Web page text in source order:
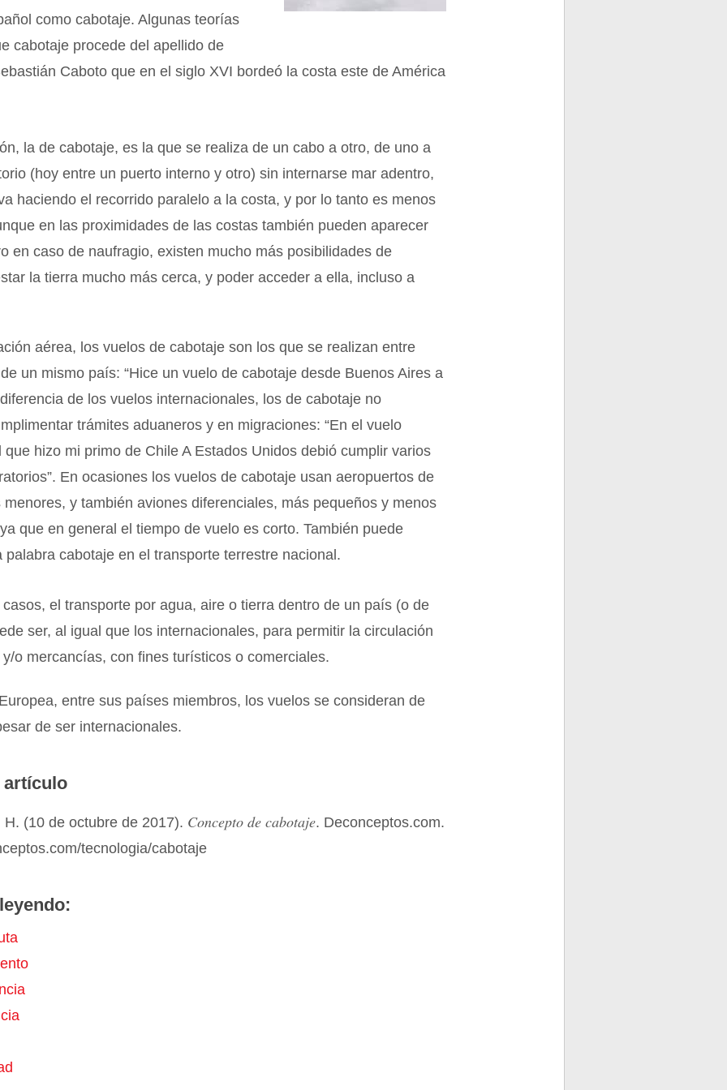
como cabotaje. Algunas teorías
cabotaje procede del apellido de
Caboto que en el siglo XVI bordeó la costa este de América
la de cabotaje, es la que se realiza de un cabo a otro, de uno a
(hoy entre un puerto interno y otro) sin internarse mar adentro,
haciendo el recorrido paralelo a la costa, y por lo tanto es menos
en las proximidades de las costas también pueden aparecer
en caso de naufragio, existen mucho más posibilidades de
la tierra mucho más cerca, y poder acceder a ella, incluso a
aérea, los vuelos de cabotaje son los que se realizan entre
un mismo país: “Hice un vuelo de cabotaje desde Buenos Aires a
de los vuelos internacionales, los de cabotaje no
trámites aduaneros y en migraciones: “En el vuelo
que hizo mi primo de Chile A Estados Unidos debió cumplir varios
En ocasiones los vuelos de cabotaje usan aeropuertos de
menores, y también aviones diferenciales, más pequeños y menos
que en general el tiempo de vuelo es corto. También puede
palabra cabotaje en el transporte terrestre nacional.
el transporte por agua, aire o tierra dentro de un país (o de
ser, al igual que los internacionales, para permitir la circulación
o mercancías, con fines turísticos o comerciales.
entre sus países miembros, los vuelos se consideran de
de ser internacionales.
artículo
H. (10 de octubre de 2017). Concepto de cabotaje. Deconceptos.com.
tecnologia/cabotaje